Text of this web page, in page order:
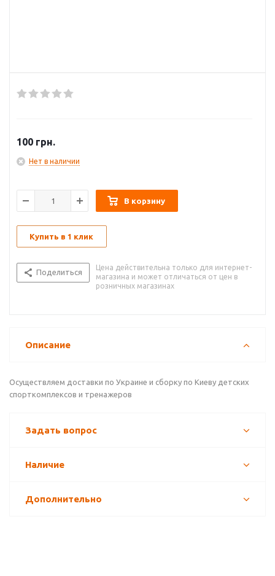
100 грн.
Нет в наличии
В корзину
Купить в 1 клик
Поделиться
Цена действительна только для интернет-
магазина и может отличаться от цен в
розничных магазинах
Описание
Осуществляем доставки по Украине и сборку по Киеву детских
спорткомплексов и тренажеров
Задать вопрос
Наличие
Дополнительно